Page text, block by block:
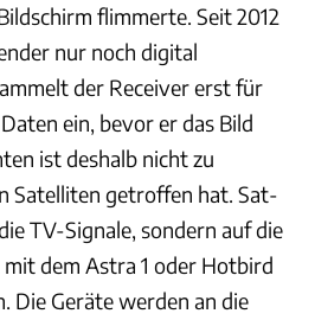
flimmerte. Seit 2012
nur noch ­digital
der Receiver erst für
ein, bevor er das Bild
ist deshalb nicht zu
Satelliten getroffen hat. Sat-
TV-Signale, sondern auf die
dem Astra 1 oder Hotbird
Die Geräte werden an die